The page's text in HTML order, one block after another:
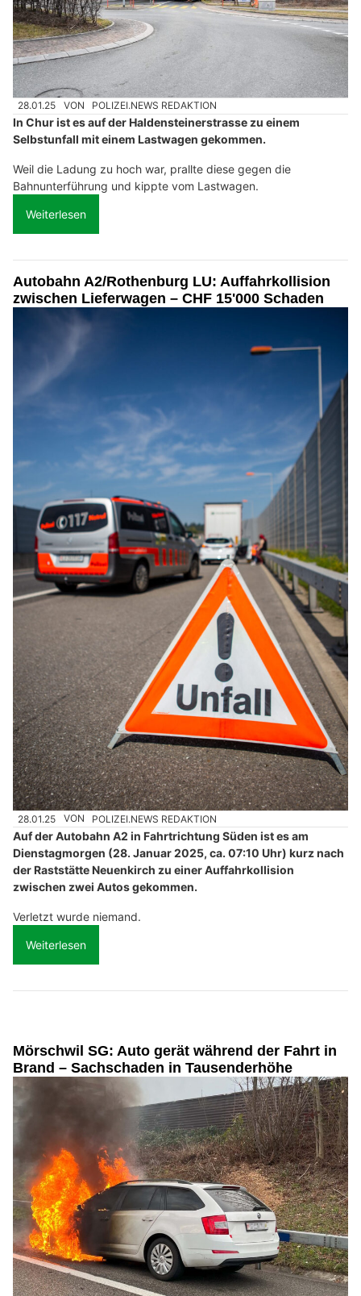
28.01.25 VON POLIZEI.NEWS REDAKTION
In Chur ist es auf der Haldensteinerstrasse zu einem
Selbstunfall mit einem Lastwagen gekommen.
Weil die Ladung zu hoch war, prallte diese gegen die
Bahnunterführung und kippte vom Lastwagen.
Weiterlesen
Autobahn A2/Rothenburg LU: Auffahrkollision
zwischen Lieferwagen – CHF 15'000 Schaden
28.01.25 VON POLIZEI.NEWS REDAKTION
Auf der Autobahn A2 in Fahrtrichtung Süden ist es am
Dienstagmorgen (28. Januar 2025, ca. 07:10 Uhr) kurz nach
der Raststätte Neuenkirch zu einer Auffahrkollision
zwischen zwei Autos gekommen.
Verletzt wurde niemand.
Weiterlesen
Mörschwil SG: Auto gerät während der Fahrt in
Brand – Sachschaden in Tausenderhöhe